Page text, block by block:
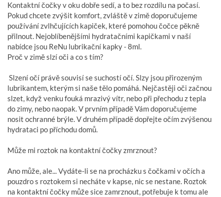
Kontaktní čočky v oku dobře sedí, a to bez rozdílu na počasí.
Pokud chcete zvýšit komfort, zvláště v zimě doporučujeme
používání zvlhčujících kapiček, které pomohou čočce pěkně
přilnout. Nejoblíbenějšími hydratačními kapičkami v naší
nabídce jsou ReNu lubrikační kapky - 8ml.
Proč v zimě slzí oči a co s tím?
Slzení očí právě souvisí se suchostí očí. Slzy jsou přirozeným
lubrikantem, kterým si naše tělo pomáhá. Nejčastěji oči začnou
slzet, když venku fouká mrazivý vítr, nebo při přechodu z tepla
do zimy, nebo naopak. V prvním případě Vám doporučujeme
nosit ochranné brýle. V druhém případě dopřejte očím zvýšenou
hydrataci po příchodu domů.
Může mi roztok na kontaktní čočky zmrznout?
Ano může, ale... Vydáte-li se na procházku s čočkami v očích a
pouzdro s roztokem si necháte v kapse, nic se nestane. Roztok
na kontaktní čočky může sice zamrznout, potřebuje k tomu ale